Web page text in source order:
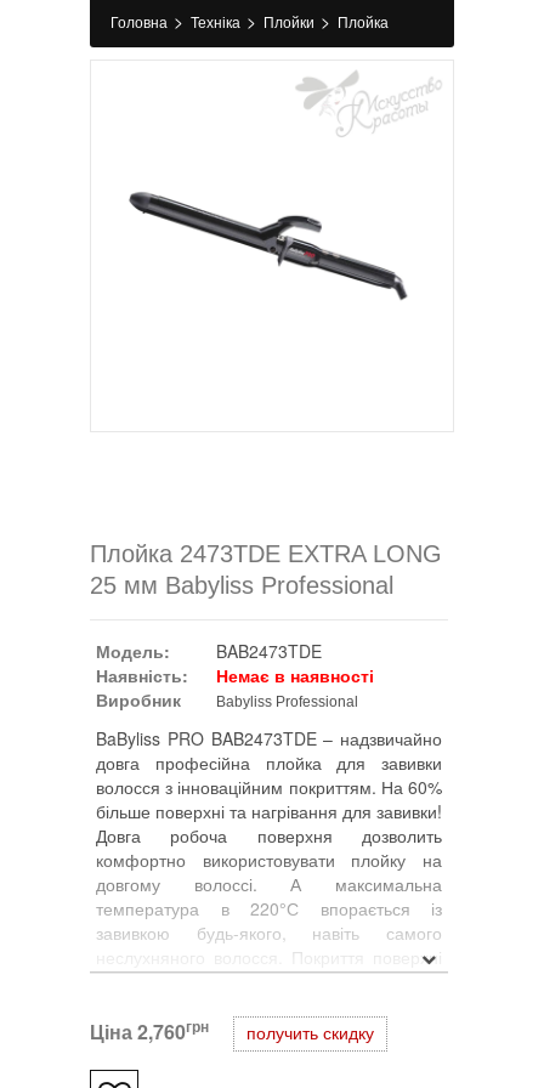
Головна > Техніка > Плойки > Плойка
2473TDE EXTRA LONG 25 мм Babyliss
Плойка 2473TDE EXTRA LONG
25 мм Babyliss Professional
Модель:
BAB2473TDE
Наявність:
Немає в наявності
Виробник
Babyliss Professional
BaByliss PRO BAB2473TDE – надзвичайно
довга професійна плойка для завивки
волосся з інноваційним покриттям. На 60%
більше поверхні та нагрівання для завивки!
Довга робоча поверхня дозволить
комфортно використовувати плойку на
довгому волоссі. А максимальна
температура в 220°С впорається із
завивкою будь-якого, навіть самого
неслухняного волосся. Покриття поверхні
Titanium-Diamond може використовуватися
будь-яких процедурах, включаючи
кератинове лікування. Крім цього, покриття
стійке до механічних пошкоджень.
Ціна2,760грн получить скидку